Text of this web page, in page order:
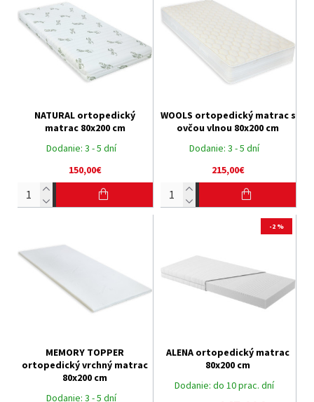
Dodanie: 3 - 5 dní
NATURAL ortopedický
matrac 80x200 cm
150,00€
Dodanie: 3 - 5 dní
WOOLS ortopedický matrac s
ovčou vlnou 80x200 cm
215,00€
Dodanie: 3 - 5 dní
MEMORY TOPPER
ortopedický vrchný matrac
80x200 cm
-2 %
Dodanie: do 10 prac. dní
ALENA ortopedický matrac
80x200 cm